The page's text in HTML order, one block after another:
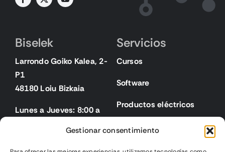
Gestionar consentimiento
Biselek
Larrondo Goiko Kalea, 2-
P1
48180 Loiu Bizkaia
Lunes a Jueves: 8:00 a
Servicios
Cursos
Software
Productos eléctricos